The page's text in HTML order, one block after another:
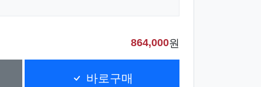
864,000원
바로구매